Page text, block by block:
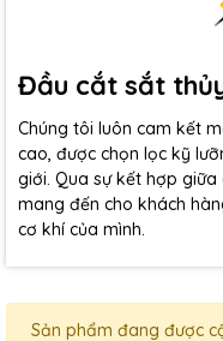
Đầu cắt sắt
Chúng tôi luôn cam kết
cao, được chọn lọc kỹ
giới. Qua sự kết hợp
mang đến cho khách
cơ khí của mình.
Sản phẩm đang được